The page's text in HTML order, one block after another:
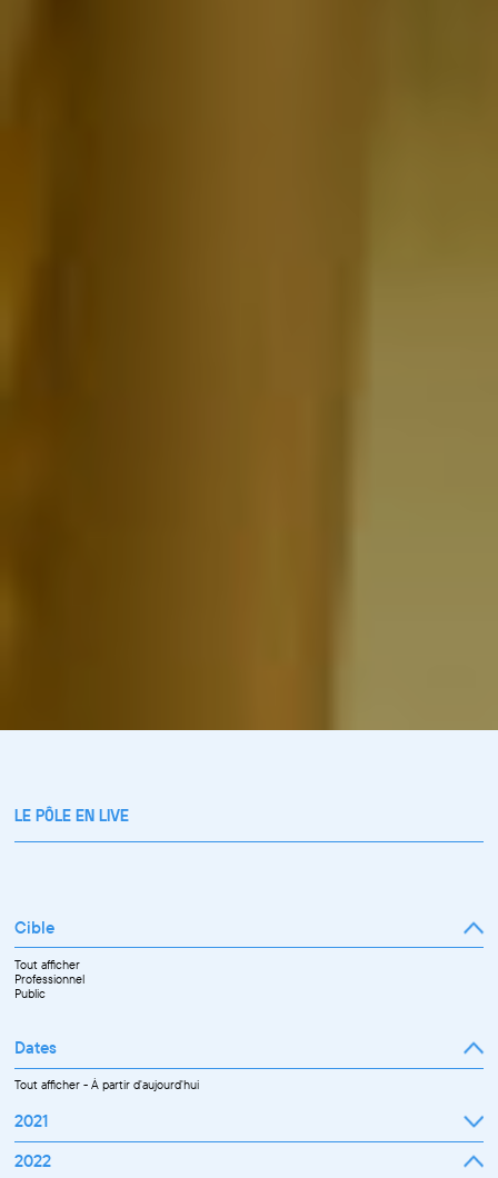
LE PÔLE EN LIVE
Cible
Tout afficher
Professionnel
Public
Dates
Tout afficher-À partir d'aujourd'hui
2021
Septembre
2022